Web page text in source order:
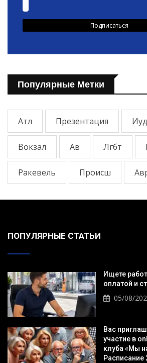
Популярные Метки
Атл Презентация
Вокзал Ав Лгбт
Ракевель Происш
ПОПУЛЯРНЫЕ СТАТЬИ
Ищете
оплатой и
05/08/
Вас
участие в
клуба «Мы
Расписание